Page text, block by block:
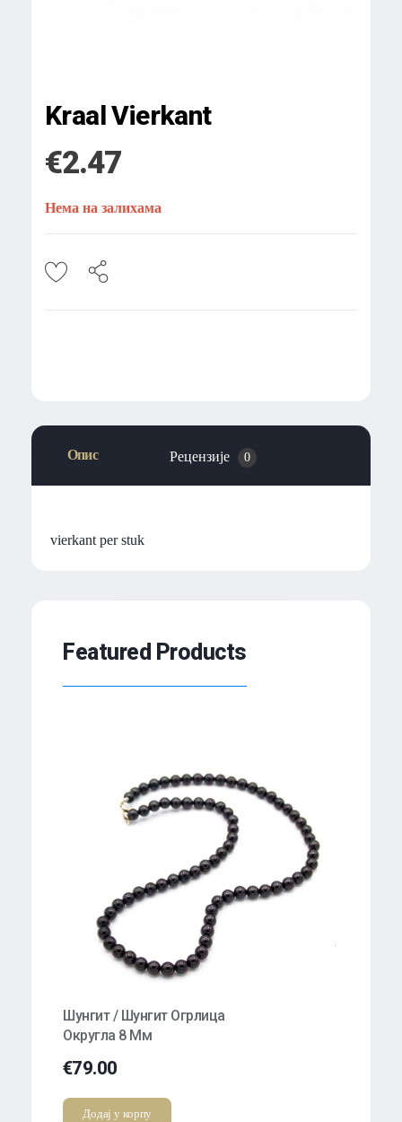
Kraal Vierkant
€2.47
Нема на залихама
Опис Рецензије 0
vierkant per stuk
Featured Products
Шунгит / Шунгит Огрлица
Округла 8 Мм
€79.00
Додај у корпу